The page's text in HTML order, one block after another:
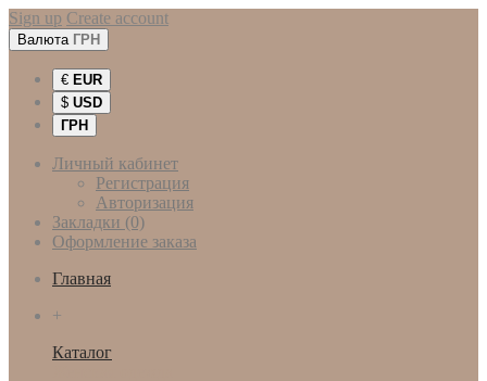
Sign up Create account
Валюта ГРН
€ EUR
$ USD
ГРН
Личный кабинет
Регистрация
Авторизация
Закладки (0)
Оформление заказа
Главная
+
Каталог